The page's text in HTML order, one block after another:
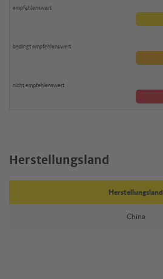
Herstellungsland
Herstellungsland
China